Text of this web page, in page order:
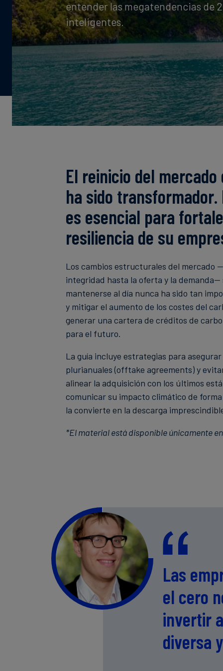
entender las megatendencias de
inteligentes.
El reinicio del mercado
ha sido transformador.
es esencial para
resiliencia de su
Los cambios estructurales del mercado
integridad hasta la oferta y la
mantenerse al día nunca ha sido tan
y mitigar el aumento de los costes del
generar una cartera de créditos de
para el futuro.
La guía incluye estrategias para
plurianuales (offtake agreements) y
alinear la adquisición con los últimos
comunicar su impacto climático de
la convierte en la descarga
*El material está disponible únicamente
Las
el cero
invertir
diversa